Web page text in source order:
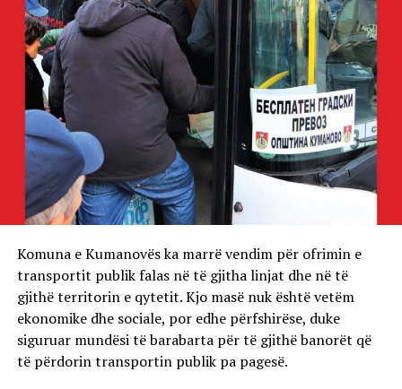
Komuna e Kumanovës ka marrë vendim për ofrimin e
transportit publik falas në të gjitha linjat dhe në të
gjithë territorin e qytetit. Kjo masë nuk është vetëm
ekonomike dhe sociale, por edhe përfshirëse, duke
siguruar mundësi të barabarta për të gjithë banorët që
të përdorin transportin publik pa pagesë.